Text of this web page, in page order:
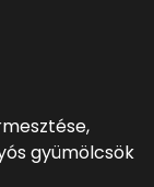
gyümölcsök